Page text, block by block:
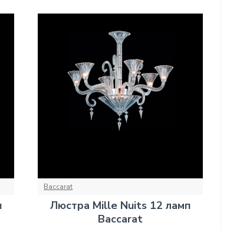
Baccarat
Люстра Mille Nuits 12 ламп
Baccarat